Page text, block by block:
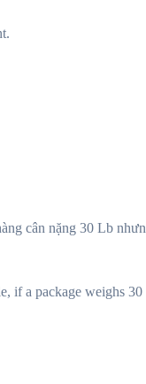
cân nặng 30 Lb
if a package weighs 30